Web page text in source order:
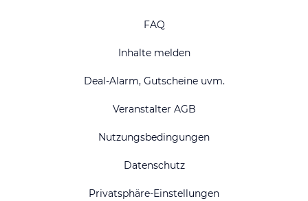
FAQ
Inhalte melden
Deal-Alarm, Gutscheine uvm.
Veranstalter AGB
Nutzungsbedingungen
Datenschutz
Privatsphäre-Einstellungen